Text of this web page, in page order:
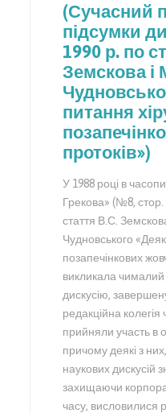
(Сучасний
підсумки
1990 р. по
Земскова
питання
протоків»)
У 1988 році в
Грекова» (№8, стор.
стаття В.С.
Чудновського
позапечінкових
викликала чималий
дискусію,
редакційна колегія
прийняли участь в
причому деякі з
наукових дискусій
захищаючи
часу, висловилися